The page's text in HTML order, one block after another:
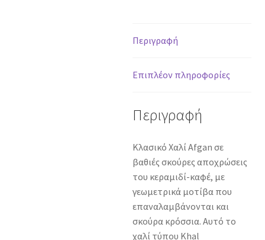
Περιγραφή
Επιπλέον πληροφορίες
Περιγραφή
Kλασικό Χαλί Afgan σε
βαθιές σκούρες αποχρώσεις
του κεραμιδί-καφέ, με
γεωμετρικά μοτίβα που
επαναλαμβάνονται και
σκούρα κρόσσια. Αυτό το
χαλί τύπου Khal